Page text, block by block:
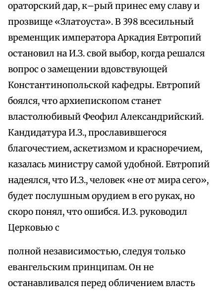
ораторский дар, к–рый принес ему славу и
прозвище «Златоуста». В 398 всесильный
временщик императора Аркадия Евтропий
остановил на И.З. свой выбор, когда решался
вопрос о замещении вдовствующей
Константинопольской кафедры. Евтропий
боялся, что архиепископом станет
властолюбивый Феофил Александрийский.
Кандидатура И.З., прославившегося
благочестием, аскетизмом и красноречием,
казалась министру самой удобной. Евтропий
надеялся, что И.З., человек «не от мира сего»,
будет послушным орудием в его руках, но
скоро понял, что ошибся. И.З. руководил
Церковью с
полной независимостью, следуя только
евангельским принципам. Он не
останавливался перед обличением власть